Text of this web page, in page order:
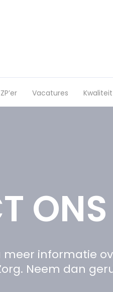
Vacatures
ONS
meer informatie
Neem dan